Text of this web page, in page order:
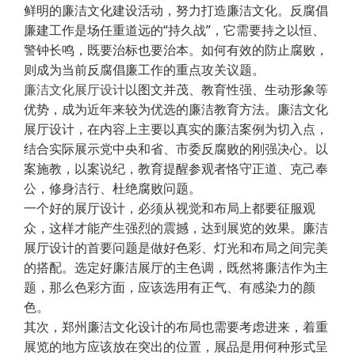
鲜明的廉洁文化建设活动，努力打造廉洁文化。反腐倡
廉建工作是场任重道远的“持久战”，它需要持之以恒、
警钟长鸣，既要治标也要治本。如何有效的防止腐败，
则成为当前反腐倡廉工作的重点攻关议题。
廉洁文化展厅设计以图文并茂、教育性强、生动形象等
优势，成为近年来较为优选的廉洁教育方法。廉洁文化
展厅设计，在内容上主要以真实的廉洁案例为切入点，
结合实际展示党中央和省、市委反腐败的刚强决心。以
案施教，以案说纪，教育提醒参观者恪守正道、克己奉
公，修身洁行、杜绝腐败问题。
一个好的展厅设计，必须从视觉和布局上都要征服观
众，这样才能产生强烈的震撼，达到展览的效果。廉洁
展厅设计的首要问题是做好色彩、灯光和布局之间完美
的搭配。选定好廉洁展厅的主色调，既然将廉洁作为主
题，那么色彩方面，应该选用有正气、有感染力的颜
色。
其次，郑州廉洁文化设计的布局也需要考虑进来，着重
展览的地方应该放在突出的位置，展品是用何种形式呈